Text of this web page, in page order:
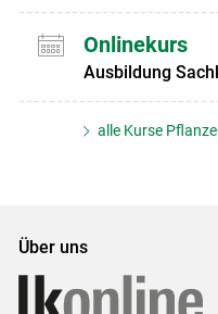
Onlinekurs
Ausbildung
alle Kurse
Über uns